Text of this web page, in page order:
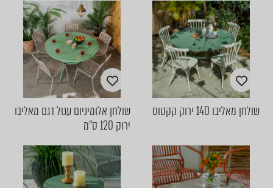
שולחן מאליבו 140 ירוק קקטוס
שולחן אלומיניום עגול דגם מאליבו
ירוק 120 ס"מ